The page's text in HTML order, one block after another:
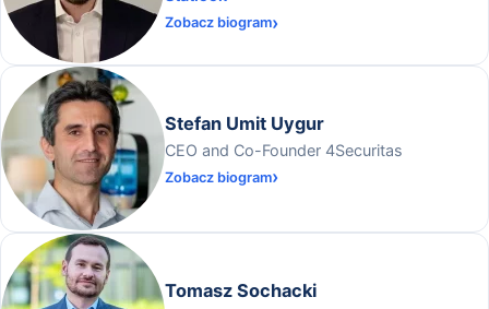
Zobacz biogram
Stefan Umit Uygur
CEO and Co-Founder 4Securitas
Zobacz biogram
Tomasz Sochacki